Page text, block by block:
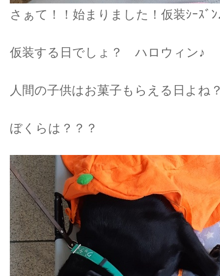
さぁて！！始まりました！仮装ｼｰｽﾞﾝ
仮装する日でしょ？ ハロウィン♪
人間の子供はお菓子もらえる日よね
ぼくらは？？？